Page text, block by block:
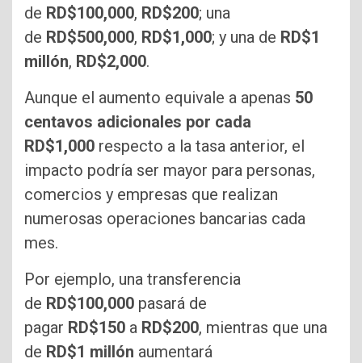
de RD$100,000, RD$200; una
de RD$500,000, RD$1,000; y una de RD$1
millón, RD$2,000.
Aunque el aumento equivale a apenas 50
centavos adicionales por cada
RD$1,000 respecto a la tasa anterior, el
impacto podría ser mayor para personas,
comercios y empresas que realizan
numerosas operaciones bancarias cada
mes.
Por ejemplo, una transferencia
de RD$100,000 pasará de
pagar RD$150 a RD$200, mientras que una
de RD$1 millón aumentará